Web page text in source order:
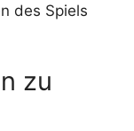
des Spiels
zu